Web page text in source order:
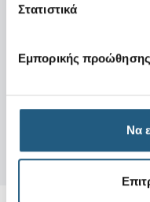
Στατιστικά
Εμπορικής προώθησης
Να